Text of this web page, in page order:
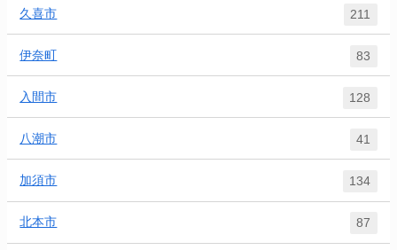
久喜市 211
伊奈町 83
入間市 128
八潮市 41
加須市 134
北本市 87